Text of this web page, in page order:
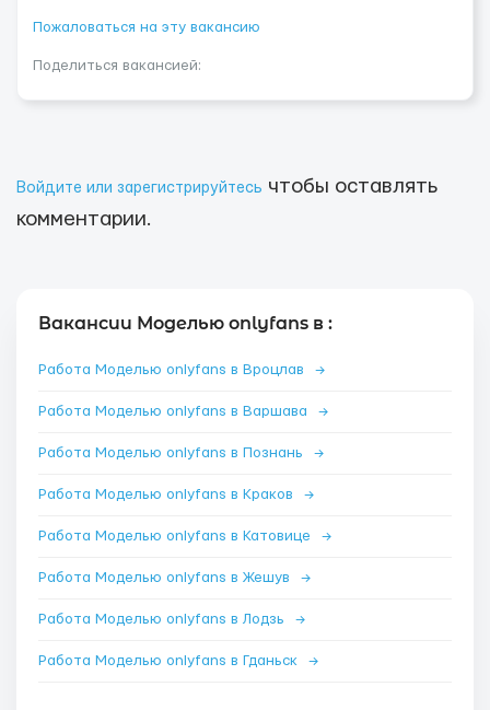
Пожаловаться на эту вакансию
Поделиться вакансией:
Войдите или зарегистрируйтесь чтобы оставлять
комментарии.
Вакансии Моделью onlyfans в :
Работа Моделью onlyfans в Вроцлав →
Работа Моделью onlyfans в Варшава →
Работа Моделью onlyfans в Познань →
Работа Моделью onlyfans в Краков →
Работа Моделью onlyfans в Катовице →
Работа Моделью onlyfans в Жешув →
Работа Моделью onlyfans в Лодзь →
Работа Моделью onlyfans в Гданьск →